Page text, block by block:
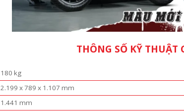
THÔNG SỐ KỸ THUẬT
180 kg
2.199 x 789 x 1.107 mm
1.441 mm